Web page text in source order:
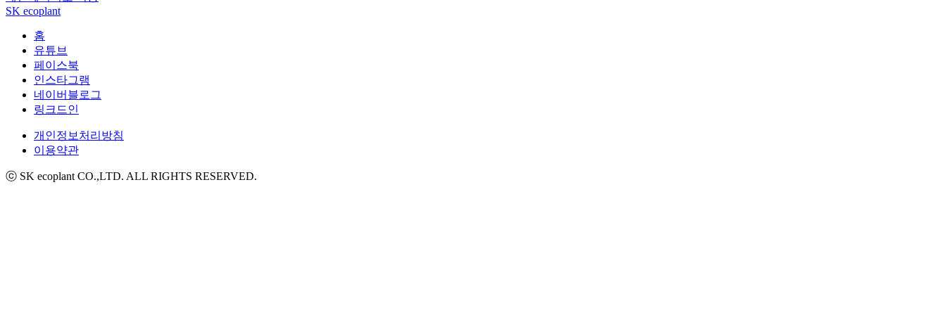
SK ecoplant
홈
유튜브
페이스북
인스타그램
네이버블로그
링크드인
개인정보처리방침
이용약관
ⓒ SK ecoplant CO.,LTD. ALL RIGHTS RESERVED.